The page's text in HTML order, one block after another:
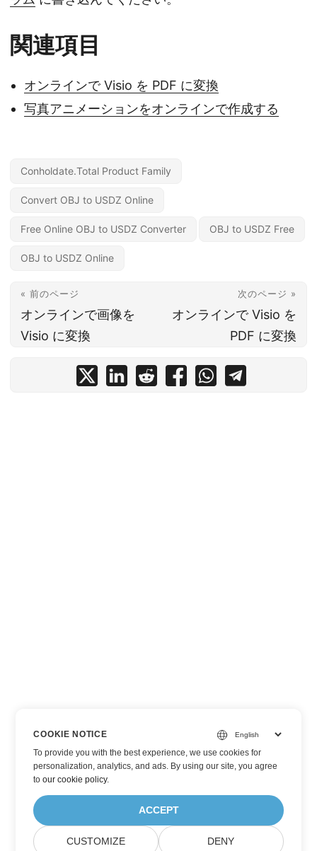
関連項目
オンラインで Visio を PDF に変換
写真アニメーションをオンラインで作成する
Conholdate.Total Product Family
Convert OBJ to USDZ Online
Free Online OBJ to USDZ Converter OBJ to USDZ Free
OBJ to USDZ Online
« 前のページ
オンラインで画像を
Visio に変換
次のページ »
オンラインで Visio を
PDF に変換
COOKIE NOTICE
To provide you with the best experience, we use cookies for
personalization, analytics, and ads. By using our site, you agree
toour cookie policy.
ACCEPT
CUSTOMIZE DENY